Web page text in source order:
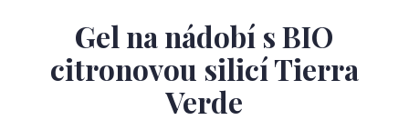
Gel na nádobí s BIO
citronovou silicí Tierra
Verde